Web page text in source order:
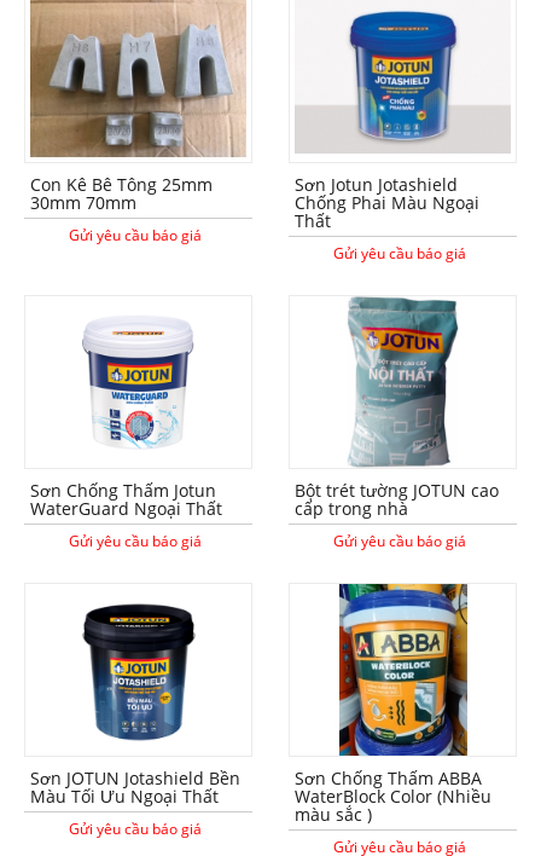
Con Kê Bê Tông 25mm
30mm 70mm
Gửi yêu cầu báo giá
Sơn Jotun Jotashield
Chống Phai Màu Ngoại
Thất
Gửi yêu cầu báo giá
Sơn Chống Thấm Jotun
WaterGuard Ngoại Thất
Gửi yêu cầu báo giá
Bột trét tường JOTUN cao
cấp trong nhà
Gửi yêu cầu báo giá
Sơn JOTUN Jotashield Bền
Màu Tối Ưu Ngoại Thất
Gửi yêu cầu báo giá
Sơn Chống Thấm ABBA
WaterBlock Color (Nhiều
màu sắc )
Gửi yêu cầu báo giá